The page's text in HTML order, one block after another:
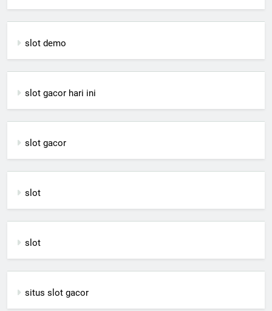
slot demo
slot gacor hari ini
slot gacor
slot
slot
situs slot gacor